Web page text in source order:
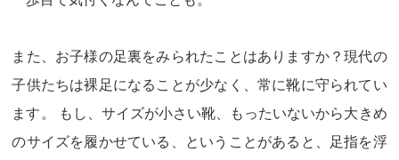
また、お子様の足裏をみられたことはありますか？現代の
子供たちは裸足になることが少なく、常に靴に守られてい
ます。 もし、サイズが小さい靴、もったいないから大きめ
のサイズを履かせている、ということがあると、足指を浮